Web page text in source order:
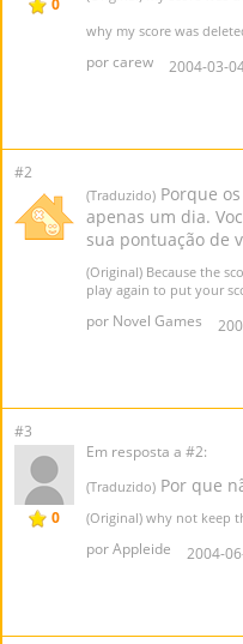
0
why my score was
por carew 2004-03-
#2
(Traduzido) Porque
apenas um dia.
sua pontuação de
(Original) Because the
play again to put your
por Novel Games
#3
0
Em resposta a #2:
(Traduzido) Por que
(Original) why not keep
por Appleide 2004-